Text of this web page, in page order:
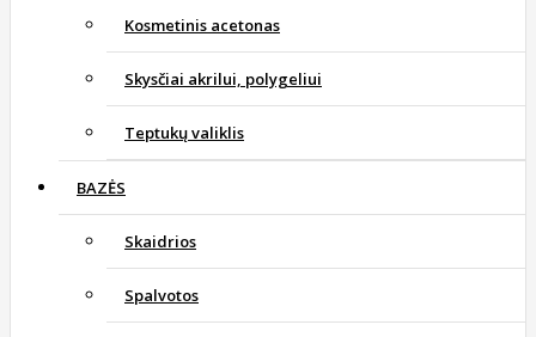
Kosmetinis acetonas
Skysčiai akrilui, polygeliui
Teptukų valiklis
BAZĖS
Skaidrios
Spalvotos